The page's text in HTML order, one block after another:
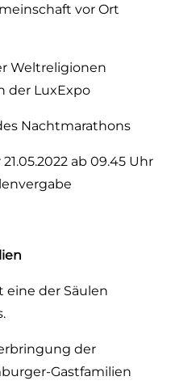
vor Ort
Weltreligionen
der LuxExpo
Nachtmarathons
ab 09.45 Uhr
eine der Säulen
der
Gastfamilien